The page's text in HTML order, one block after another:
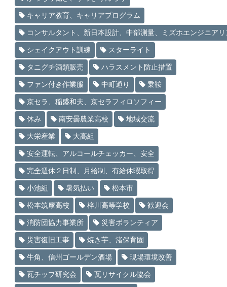
キャリア教育、キャリアプログラム
コンサルタント、新日本設計、中部測量、ミズホエンジニアリ
シェイクアウト訓練 スターライト
タニグチ酒類販売 ハラスメント防止措置
ファン付き作業服 中町通り 乗鞍
京セラ、稲盛和夫、京セラフィロソフィー
休み 南安曇農業高校 地域交流
大栄産業 大髙組
安全運転、アルコールチェッカー、安全
完全週休２日制、月給制、有給休暇取得
小池組 暑気払い 松本市
松本筑摩高校 梓川高等学校 歓迎会
消防団協力事業所 災害ボランティア
災害復旧工事 焼き芋、渚保育園
牛角、信州ゴールデン酒場 現場環境改善
瓦チップ研究会 瓦リサイクル協会